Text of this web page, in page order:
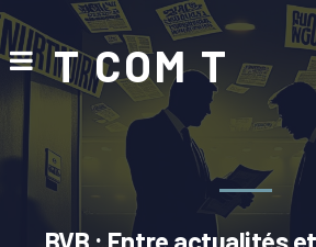
T COM T